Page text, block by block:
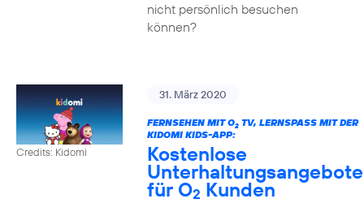
nicht persönlich besuchen
können?
Credits: Kidomi
31. März 2020
FERNSEHEN MIT O2TV, LERNSPASS MIT DER K
IDOMI KIDS-APP:
Kostenlose
Unterhaltungsangebote
für O2 Kunden